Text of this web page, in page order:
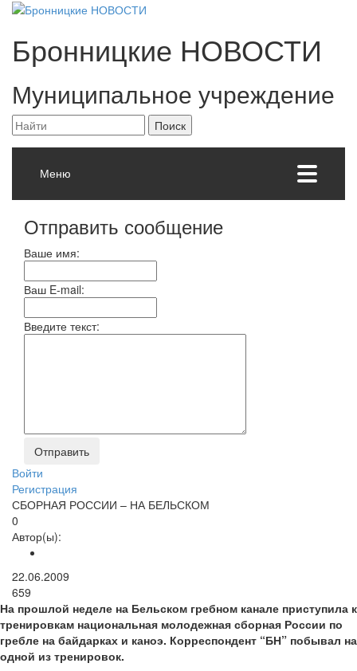
Бронницкие НОВОСТИ
Муниципальное учреждение
Меню
Отправить сообщение
Ваше имя:
Ваш E-mail:
Введите текст:
Войти
Регистрация
СБОРНАЯ РОССИИ – НА БЕЛЬСКОМ
0
Автор(ы):
22.06.2009
659
На прошлой неделе на Бельском гребном канале приступила к
тренировкам национальная молодежная сборная России по
гребле на байдарках и каноэ. Корреспондент “БН” побывал на
одной из тренировок.